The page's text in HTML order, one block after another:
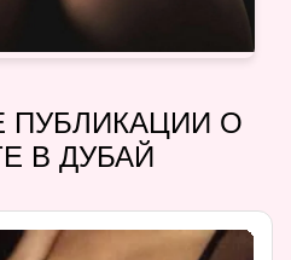
ПУБЛИКАЦИИ О
В ДУБАЙ